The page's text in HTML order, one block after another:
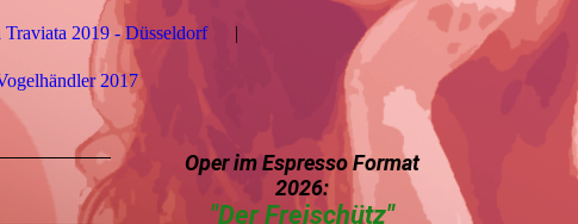
Traviata 2019 - Düsseldorf
2017
Oper im Espresso Format
2026:
"Der Freischütz"